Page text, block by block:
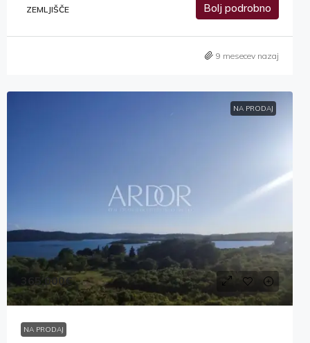
ZEMLJIŠČE Bolj podrobno
9 mesecev nazaj
NA PRODAJ
365,000€
NA PRODAJ